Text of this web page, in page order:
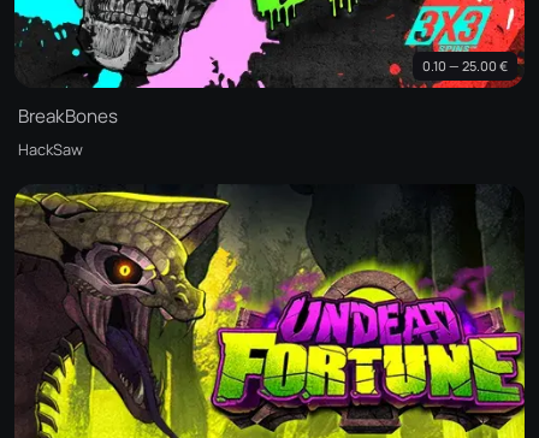
0.10 — 25.00 €
BreakBones
HackSaw